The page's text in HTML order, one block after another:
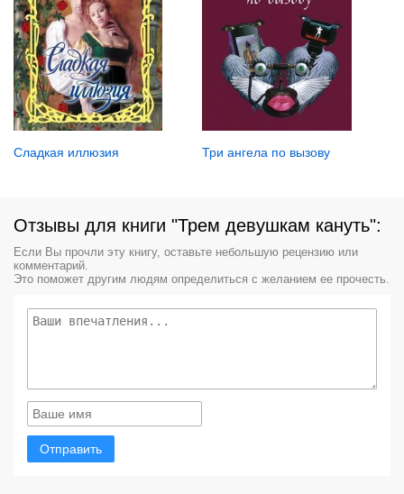
Сладкая иллюзия Три ангела по вызову
Отзывы для книги "Трем девушкам кануть":
Если Вы прочли эту книгу, оставьте небольшую рецензию или
комментарий.
Это поможет другим людям определиться с желанием ее прочесть.
Отправить